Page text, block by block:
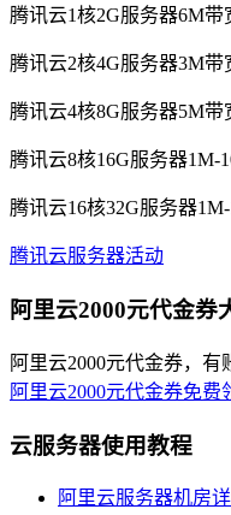
腾讯云1核2G服务器6M带
腾讯云2核4G服务器3M带
腾讯云4核8G服务器5M带
腾讯云8核16G服务器1M-
腾讯云16核32G服务器
腾讯云服务器活动
阿里云2000元代金券
阿里云2000元代金券，有
阿里云2000元代金券免费
云服务器使用教程
阿里云服务器机房